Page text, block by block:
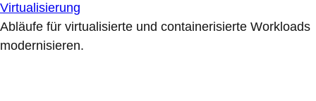
Virtualisierung
Abläufe für virtualisierte und containerisierte Workloads
modernisieren.